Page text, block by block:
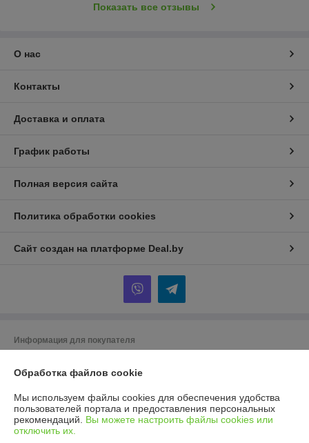
Показать все отзывы
О нас
Контакты
Доставка и оплата
График работы
Полная версия сайта
Политика обработки cookies
Сайт создан на платформе Deal.by
Информация для покупателя
220086 г. Минск ул. Славинского 45/12
Регистрационный номер ЕГР: 193975225
УНП: 193975225
Обработка файлов cookie
Мы используем файлы cookies для обеспечения удобства
пользователей портала и предоставления персональных
рекомендаций. Вы можете настроить файлы cookies или
отключить их.